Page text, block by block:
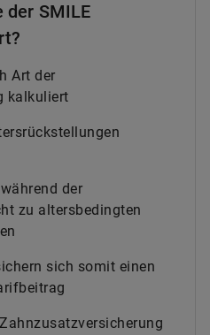
der SMILE
Art der
kalkuliert
der
zu altersbedingten
sich somit einen